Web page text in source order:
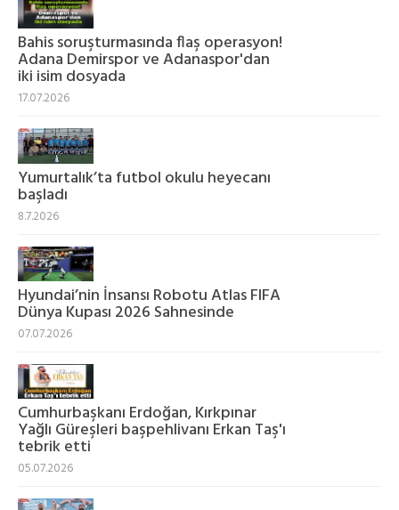
Bahis soruşturmasında flaş operasyon!
Adana Demirspor ve Adanaspor'dan
iki isim dosyada
17.07.2026
Yumurtalık’ta futbol okulu heyecanı
başladı
8.7.2026
Hyundai’nin İnsansı Robotu Atlas FIFA
Dünya Kupası 2026 Sahnesinde
07.07.2026
Cumhurbaşkanı Erdoğan, Kırkpınar
Yağlı Güreşleri başpehlivanı Erkan Taş'ı
tebrik etti
05.07.2026